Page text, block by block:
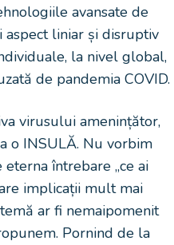
avansate de
liniar și disruptiv
la nivel global,
de pandemia COVID.
virusului amenințător,
o INSULĂ. Nu vorbim
întrebare „ce ai
implicații mult mai
ar fi nemaipomenit
Pornind de la